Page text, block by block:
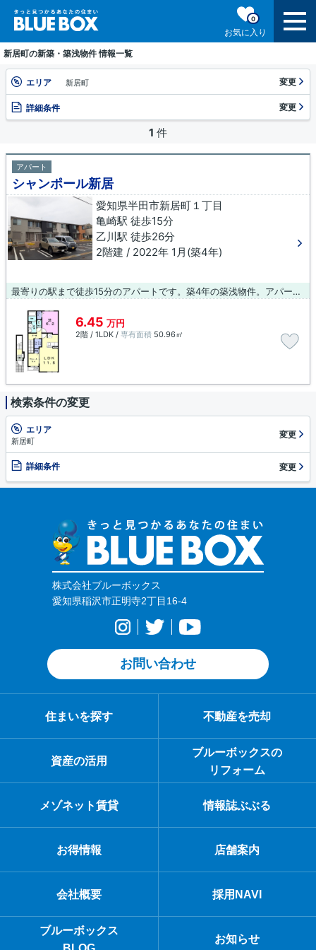
お気に入り
0
新居町の新築・築浅物件 情報一覧
エリア 新居町 変更
詳細条件 変更
1 件
アパート
シャンポール新居
愛知県半田市新居町１丁目
亀崎駅 徒歩15分
乙川駅 徒歩26分
2階建 / 2022年 1月(築4年)
最寄りの駅まで徒歩15分のアパートです。築4年の築浅物件。アパートタイプのお部屋です。不動産情報でお困りなら、ぜひとも当社にお問い合わせください。数多くの物件をご用意してお待ちしております。
6.45 万円
2階 / 1LDK / 専有面積 50.96㎡
検索条件の変更
エリア
新居町
変更
詳細条件 変更
株式会社ブルーボックス
愛知県稲沢市正明寺2丁目16-4
お問い合わせ
住まいを探す 不動産を売却
資産の活用
ブルーボックスの
リフォーム
メゾネット賃貸 情報誌ぶぶる
お得情報 店舗案内
会社概要 採用NAVI
ブルーボックス
お知らせ